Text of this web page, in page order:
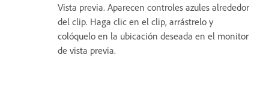
Vista previa. Aparecen controles azules alrededor
del clip. Haga clic en el clip, arrástrelo y
colóquelo en la ubicación deseada en el monitor
de vista previa.